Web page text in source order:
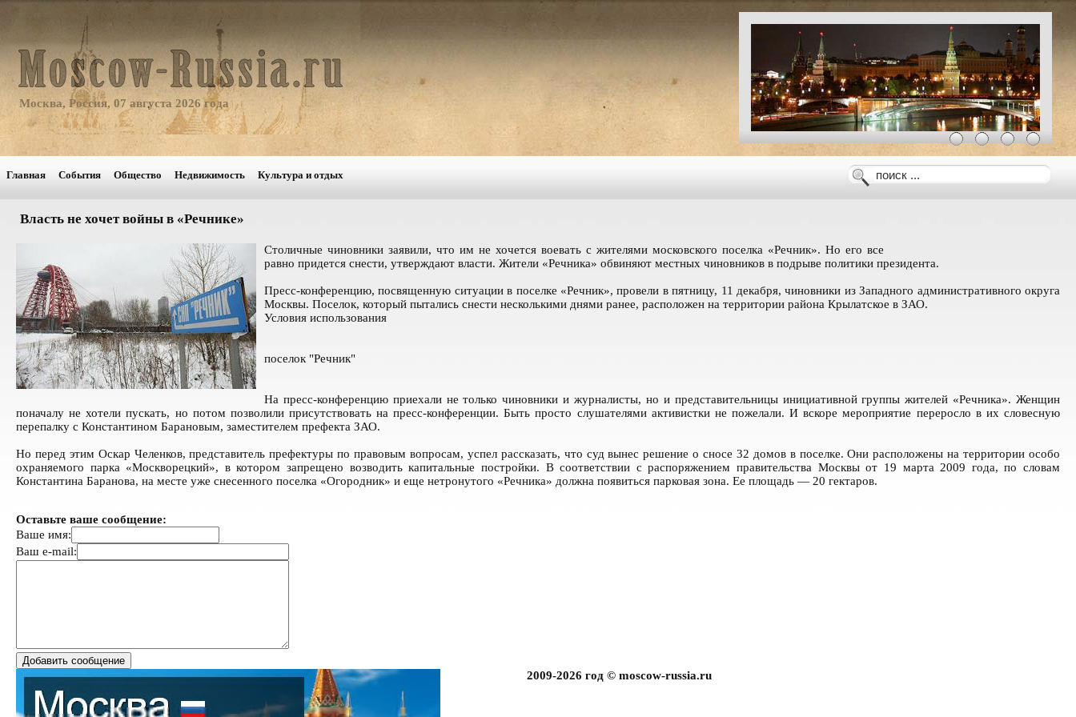
Москва, Россия, 07 августа 2026 года
Главная События Общество Недвижимость Культура и отдых
Власть не хочет войны в «Речнике»
Столичные чиновники заявили, что им не хочется воевать с жителями московского поселка «Речник». Но его все
равно придется снести, утверждают власти. Жители «Речника» обвиняют местных чиновников в подрыве политики президента.
Пресс-конференцию, посвященную ситуации в поселке «Речник», провели в пятницу, 11 декабря, чиновники из Западного административного округа
Москвы. Поселок, который пытались снести несколькими днями ранее, расположен на территории района Крылатское в ЗАО.
Условия использования
поселок "Речник"
На пресс-конференцию приехали не только чиновники и журналисты, но и представительницы инициативной группы жителей «Речника». Женщин
поначалу не хотели пускать, но потом позволили присутствовать на пресс-конференции. Быть просто слушателями активистки не пожелали. И вскоре мероприятие переросло в их словесную
перепалку с Константином Барановым, заместителем префекта ЗАО.
Но перед этим Оскар Челенков, представитель префектуры по правовым вопросам, успел рассказать, что суд вынес решение о сносе 32 домов в поселке. Они расположены на территории особо
охраняемого парка «Москворецкий», в котором запрещено возводить капитальные постройки. В соответствии с распоряжением правительства Москвы от 19 марта 2009 года, по словам
Константина Баранова, на месте уже снесенного поселка «Огородник» и еще нетронутого «Речника» должна появиться парковая зона. Ее площадь — 20 гектаров.
Оставьте ваше сообщение:
Ваше имя:
Ваш e-mail:
2009-2026 год © moscow-russia.ru